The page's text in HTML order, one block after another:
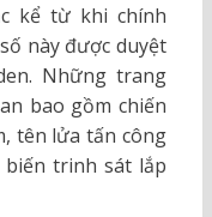
kể từ khi chính
này được duyệt
Những trang
bao gồm chiến
tên lửa tấn công
biến trinh sát lắp